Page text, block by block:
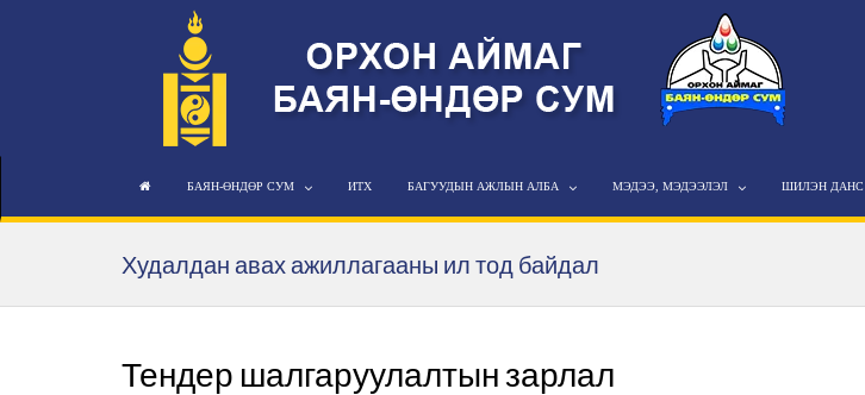
БАЯН-ӨНДӨР СУМ ИТХ БАГУУДЫН АЖЛЫН АЛБА МЭДЭЭ, МЭДЭЭЛЭЛ ШИЛЭН ДАНС
Худалдан авах ажиллагааны ил тод байдал
Тендер шалгаруулалтын зарлал